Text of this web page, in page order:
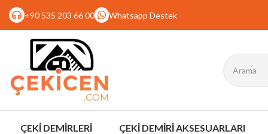
+90 535 203 66 00 Whatsapp Destek
ÇEKİ DEMİRLERİ ÇEKİ DEMİRİ AKSESUARLARI